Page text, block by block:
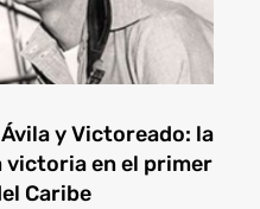
y Victoreado: la
en el primer
Caribe